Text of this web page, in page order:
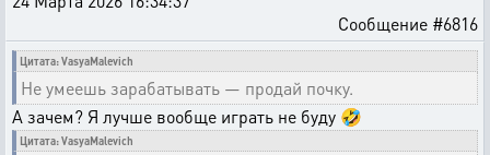
Сообщение #6816
Цитата: VasyaMalevich
Не умеешь зарабатывать — продай почку.
А зачем? Я лучше вообще играть не буду 🤣
Цитата: VasyaMalevich